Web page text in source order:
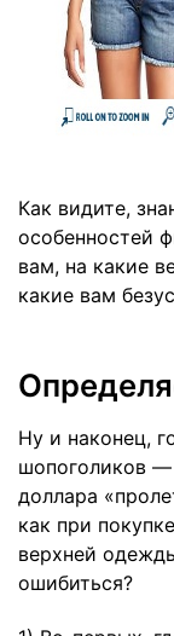
Как видите,
особенностей
вам, на какие
какие вам
Ну и наконец,
шопоголиков —
доллара
как при
верхней
ошибиться?